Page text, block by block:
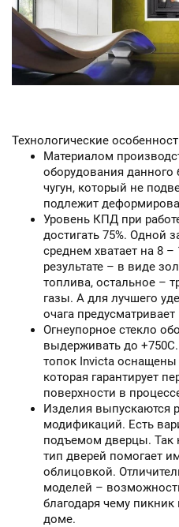
Технологические
Материалом
оборудования
чугун, который не
подлежит
Уровень КПД при
достигать 75%. Одной
среднем хватает на 8 –
результате – в виде
топлива, остальное –
газы. А для лучшего
очага
Огнеупорное стекло
выдерживать до
топок Invicta оснащены
которая гарантирует
поверхности в
Изделия выпускаются
модификаций. Есть
подъемом дверцы.
тип дверей помогает
облицовкой.
моделей –
благодаря чему
доме.